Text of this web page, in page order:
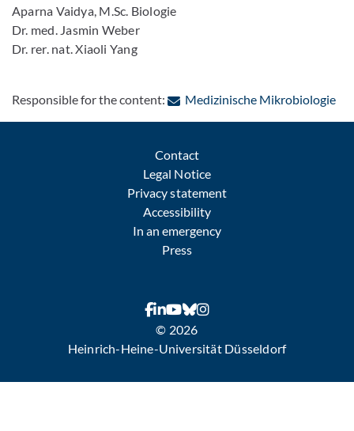
Aparna Vaidya, M.Sc. Biologie
Dr. med. Jasmin Weber
Dr. rer. nat. Xiaoli Yang
Responsible for the content: Medizinische Mikrobiologie:
Contact
Legal Notice
Privacy statement
Accessibility
In an emergency
Press
© 2026
Heinrich-Heine-Universität Düsseldorf